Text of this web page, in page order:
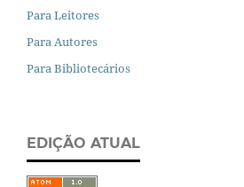
Para Leitores
Para Autores
Para Bibliotecários
EDIÇÃO ATUAL